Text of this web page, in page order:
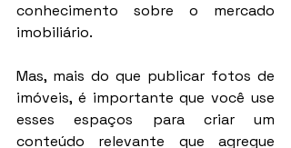
conhecimento sobre o mercado
imobiliário.
Mas, mais do que publicar fotos de
imóveis, é importante que você use
esses espaços para criar um
conteúdo relevante que agregue